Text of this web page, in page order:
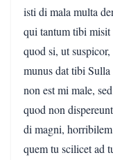
isti di mala multa
qui tantum tibi
quod si, ut
munus dat tibi Sulla
non est mi male,
quod non
di magni,
quem tu scilicet ad